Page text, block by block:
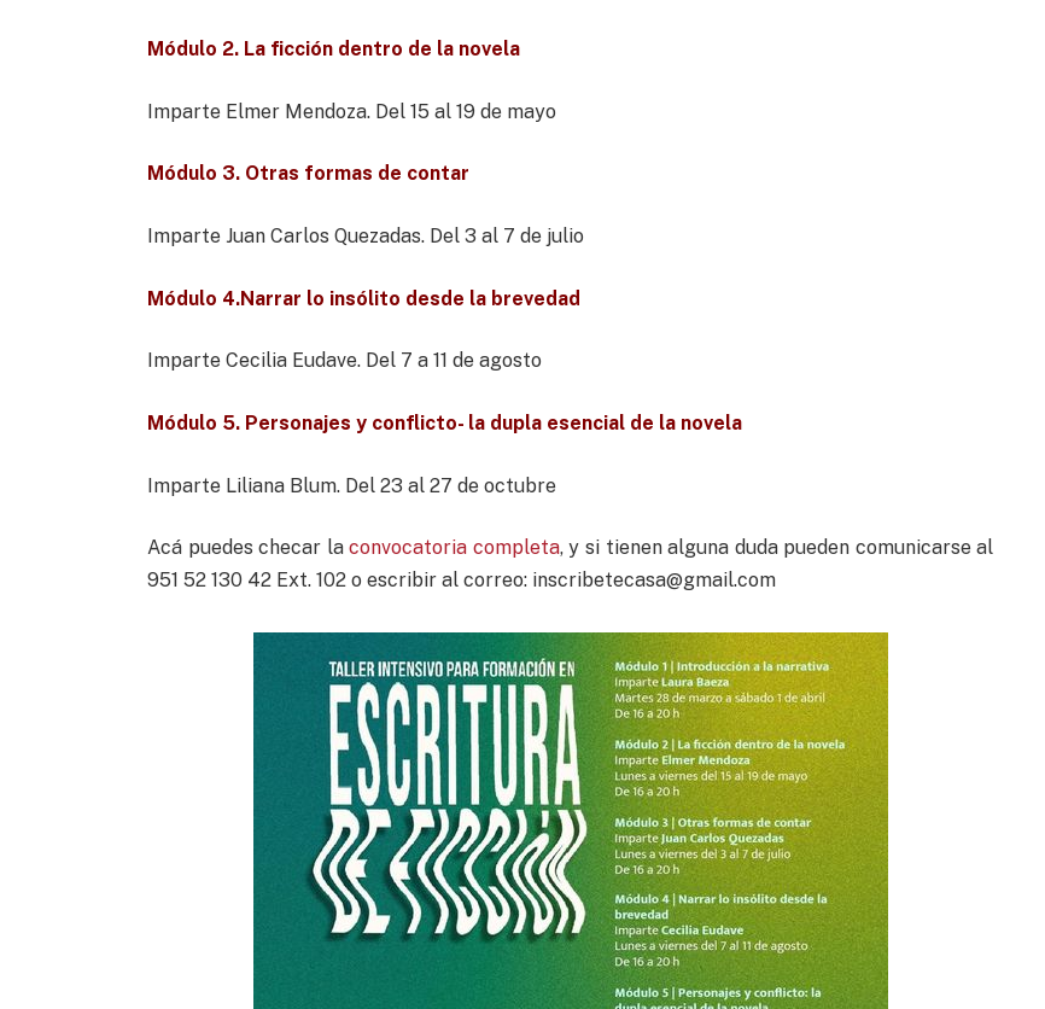
Módulo 2. La ficción dentro de la novela
Imparte Elmer Mendoza. Del 15 al 19 de mayo
Módulo 3.Otras formas de contar
Imparte Juan Carlos Quezadas. Del 3 al 7 de julio
Módulo 4.Narrar lo insólito desde la brevedad
Imparte Cecilia Eudave. Del 7 a 11 de agosto
Módulo 5. Personajes y conflicto- la dupla esencial de la novela
Imparte Liliana Blum. Del 23 al 27 de octubre
Acá puedes checar laconvocatoria completa, y si tienen alguna duda pueden comunicarse al
951 52 130 42 Ext. 102 o escribir al correo: inscribetecasa@gmail.com